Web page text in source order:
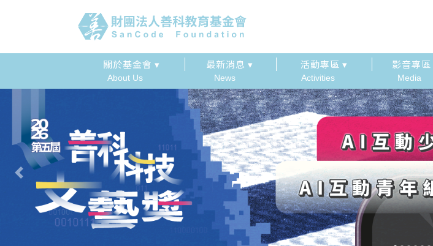
關於基金會 ▾
About Us
最新消息 ▾
News
活動專區 ▾
Activities
影音專區
Media
Previous